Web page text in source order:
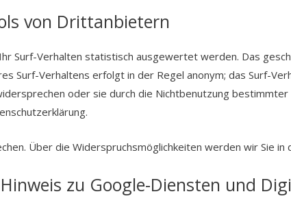
von Drittanbietern
Surf-Verhalten statistisch ausgewertet werden. Das
Surf-Verhaltens erfolgt in der Regel anonym; das Surf-
oder sie durch die Nichtbenutzung
Über die Widerspruchsmöglichkeiten werden wir Sie
zu Google-Diensten und